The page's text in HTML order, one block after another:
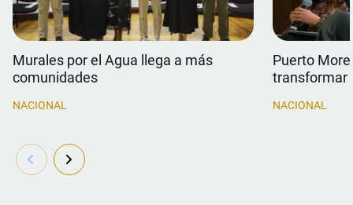
Murales por el Agua llega a más
comunidades
NACIONAL
Puerto
transformar
NACIONAL